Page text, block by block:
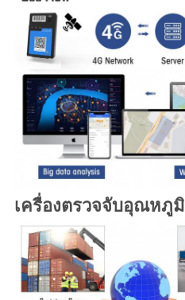
เครื่องตรวจจับอุณหภูมิ